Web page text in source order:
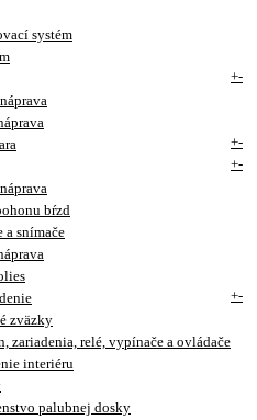
systém
+-
+-
+-
bŕzd
a snímače
+-
zväzky
zariadenia, relé, vypínače a ovládače
interiéru
palubnej dosky